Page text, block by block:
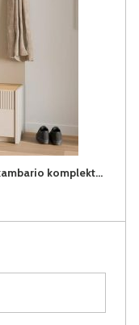
OAK SQUERE OSQD01B-M839 prieškambario komplektas